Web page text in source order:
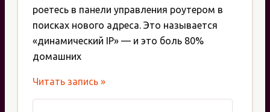
роетесь в панели управления роутером в
поисках нового адреса. Это называется
«динамический IP» — и это боль 80%
домашних
DynDNS:
полный
Читать запись »